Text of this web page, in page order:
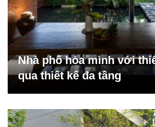
Nhà phố hòa mình với
qua thiết kế đa tầng